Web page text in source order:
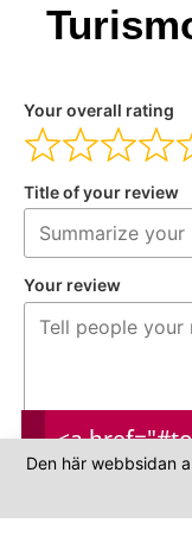
Your overall rating
Title of your review
Your review
<a
kliniker
×
Den här webbsidan